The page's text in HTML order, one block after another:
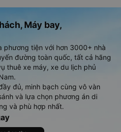
Máy bay,
phương tiện với hơn 3000+ nhà
đường toàn quốc, tất cả hãng
thuê xe máy, xe du lịch phủ
đủ, minh bạch cùng vô vàn
và lựa chọn phương án di
và phù hợp nhất.